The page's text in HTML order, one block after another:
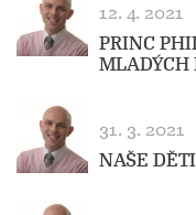
12. 4. 2021
PRINC
MLADÝCH
31. 3. 2021
NAŠE